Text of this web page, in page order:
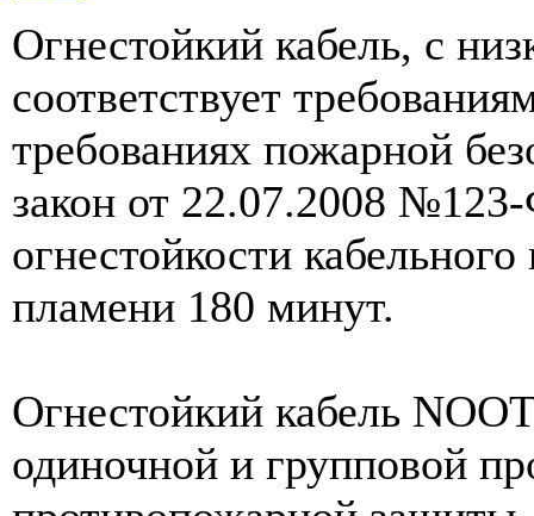
Огнестойкий кабель, с
соответствует
требованиях пожарной
закон от 22.07.2008
огнестойкости
пламени 180 минут.
Огнестойкий кабель
одиночной и групповой